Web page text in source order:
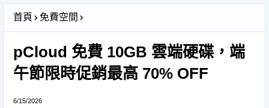
首頁 免費空間
pCloud 免費 10GB 雲端硬碟，端
午節限時促銷最高 70% OFF
6/15/2026